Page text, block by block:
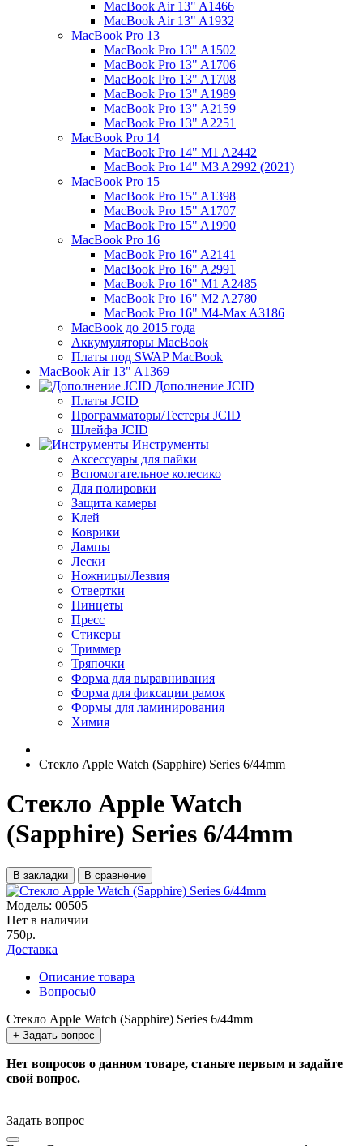
MacBook Air 13" A1466
MacBook Air 13" A1932
MacBook Pro 13
MacBook Pro 13" A1502
MacBook Pro 13" A1706
MacBook Pro 13" A1708
MacBook Pro 13" A1989
MacBook Pro 13" A2159
MacBook Pro 13" A2251
MacBook Pro 14
MacBook Pro 14" M1 A2442
MacBook Pro 14" M3 A2992 (2021)
MacBook Pro 15
MacBook Pro 15" A1398
MacBook Pro 15" A1707
MacBook Pro 15" A1990
MacBook Pro 16
MacBook Pro 16" A2141
MacBook Pro 16" A2991
MacBook Pro 16" M1 A2485
MacBook Pro 16" M2 A2780
MacBook Pro 16" M4-Max A3186
MacBook до 2015 года
Аккумуляторы MacBook
Платы под SWAP MacBook
MacBook Air 13" A1369
Дополнение JCID
Платы JCID
Программаторы/Тестеры JCID
Шлейфа JCID
Инструменты
Аксессуары для пайки
Вспомогательное колесико
Для полировки
Защита камеры
Клей
Коврики
Лампы
Лески
Ножницы/Лезвия
Отвертки
Пинцеты
Пресс
Стикеры
Триммер
Тряпочки
Форма для выравнивания
Форма для фиксации рамок
Формы для ламинирования
Химия
Стекло Apple Watch (Sapphire) Series 6/44mm
Стекло Apple Watch
(Sapphire) Series 6/44mm
В закладки В сравнение
Модель: 00505
Нет в наличии
750р.
Доставка
Описание товара
Вопросы0
Стекло Apple Watch (Sapphire) Series 6/44mm
+ Задать вопрос
Нет вопросов о данном товаре, станьте первым и задайте
свой вопрос.
Задать вопрос